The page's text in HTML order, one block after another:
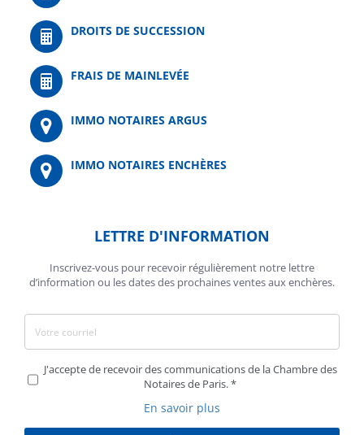
DROITS DE SUCCESSION
FRAIS DE MAINLEVÉE
IMMO NOTAIRES ARGUS
IMMO NOTAIRES ENCHÈRES
LETTRE D'INFORMATION
Inscrivez-vous pour recevoir régulièrement notre lettre
d’information ou les dates des prochaines ventes aux enchères.
J'accepte de recevoir des communications de la Chambre des
Notaires de Paris.
En savoir plus